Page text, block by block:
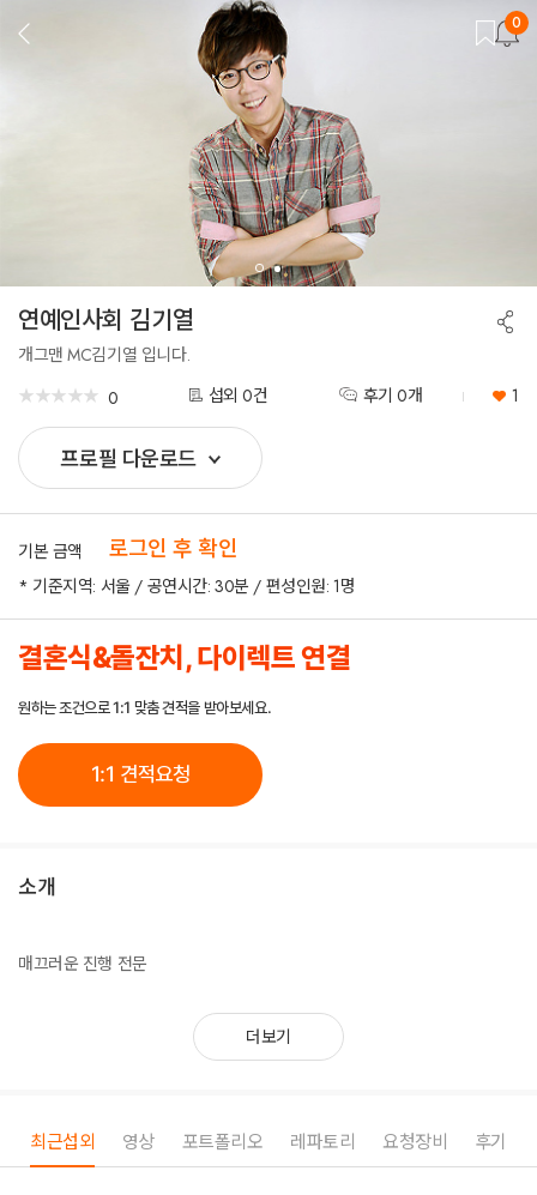
뒤
로
0
연예인사회 김기열
개그맨 MC김기열 입니다.
★★★★★
★★★★★ 0 섭외 0건 후기 0개 1
프로필 다운로드
공
유
기본 금액 로그인 후 확인
* 기준지역: 서울 / 공연시간: 30분 / 편성인원: 1명
결혼식&돌잔치, 다이렉트 연결
원하는 조건으로 1:1 맞춤 견적을 받아보세요.
1:1 견적요청
소개
매끄러운 진행 전문
더보기
최근섭외 영상 포트폴리오 레파토리 요청장비 후기